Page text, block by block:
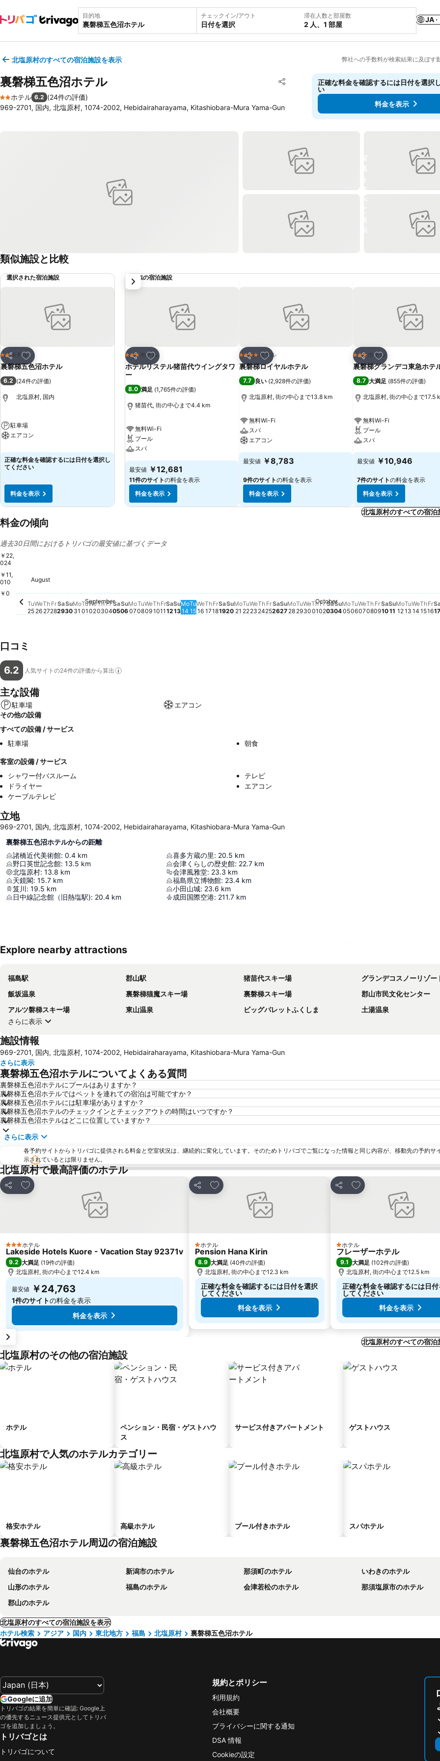
目的地 チェックイン/アウト
日付を選択
滞在人数と部屋数
2 人、1 部屋
JA ·
北塩原村のすべての宿泊施設を表示 弊社への手数料が検索結果に及ぼす
裏磐梯五色沼ホテル シェア
お気に入りに追加
2 ホテルのランク
ホテル 6.2 (24件の評価)
969-2701, 国内, 北塩原村, 1074-2002, Hebidairaharayama, Kitashiobara-Mura Yama-Gun
正確な料金を確認するには日付を選択
い
料金を表示
類似施設と比較
選択された宿泊施設
シェア
お気に入りに追加
2 ホテルのランク
ホテル
裏磐梯五色沼ホテル
6.2 (24件の評価)
北塩原村, 国内
駐車場
エアコン
正確な料金を確認するには日付を選択し
てください
料金を表示
類似の宿泊施設
シェア
お気に入りに追加
3 ホテルのランク
ホテル
ホテルリステル猪苗代ウイングタワ
ー
8.0 満足 (1,765件の評価)
猪苗代, 街の中心まで4.4 km
無料Wi-Fi
プール
スパ
最安値 ￥12,681
11件のサイトの料金を表示
料金を表示
シェア
お気に入りに追加
4 ホテルのランク
ホテル
裏磐梯ロイヤルホテル
7.7 良い (2,928件の評価)
北塩原村, 街の中心まで13.8 km
無料Wi-Fi
スパ
エアコン
最安値 ￥8,783
9件のサイトの料金を表示
料金を表示
シェア
お気に入りに追加
3 ホテルのランク
ホテル
裏磐梯グランデコ東急ホテ
8.7 大満足 (855件の評価)
北塩原村, 街の中心まで17.5
無料Wi-Fi
プール
スパ
最安値 ￥10,946
7件のサイトの料金を表示
料金を表示
次
北塩原村のすべての宿泊
料金の傾向
過去30日間におけるトリバゴの最安値に基づくデータ
￥22,
024
￥11,
010
￥0
Tuesday, August 25
￥22,024
August
Tu
25
Wednesday, August 26
￥22,024
We
26
Thursday, August 27
￥22,024
Th
27
Fr
28
Sa
29
Su
30
Mo
31
Tuesday, September 01
この日付の価格動向はありません
September
Tu
01
Wednesday, September 02
この日付の価格動向はありません
We
02
Thursday, September 03
この日付の価格動向はありません
Th
03
Friday, September 04
この日付の価格動向はありません
Fr
04
Saturday, September 05
この日付の価格動向はありません
Sa
05
Sunday, September 06
この日付の価格動向はありません
Su
06
Monday, September 07
この日付の価格動向はありません
Mo
07
Tuesday, September 08
この日付の価格動向はありません
Tu
08
Wednesday, September 09
この日付の価格動向はありません
We
09
Thursday, September 10
この日付の価格動向はありません
Th
10
Friday, September 11
この日付の価格動向はありません
Fr
11
Saturday, September 12
この日付の価格動向はありません
Sa
12
Sunday, September 13
この日付の価格動向はありません
Su
13
Monday, September 14
この日付の価格動向はありません
Mo
14
Tuesday, September 15
この日付の価格動向はありません
Tu
15
Wednesday, September 16
この日付の価格動向はありません
We
16
Thursday, September 17
この日付の価格動向はありません
Th
17
Friday, September 18
この日付の価格動向はありません
Fr
18
Saturday, September 19
この日付の価格動向はありません
Sa
19
Sunday, September 20
この日付の価格動向はありません
Su
20
Monday, September 21
この日付の価格動向はありません
Mo
21
Tuesday, September 22
この日付の価格動向はありません
Tu
22
Wednesday, September 23
この日付の価格動向はありません
We
23
Thursday, September 24
この日付の価格動向はありません
Th
24
Friday, September 25
この日付の価格動向はありません
Fr
25
Saturday, September 26
この日付の価格動向はありません
Sa
26
Sunday, September 27
この日付の価格動向はありません
Su
27
Monday, September 28
この日付の価格動向はありません
Mo
28
Tuesday, September 29
この日付の価格動向はありません
Tu
29
Wednesday, September 30
この日付の価格動向はありません
We
30
Thursday, October 01
この日付の価格動向はありません
October
Th
01
Friday, October 02
この日付の価格動向はありません
Fr
02
Saturday, October 03
この日付の価格動向はありま
Sa
03
Sunday, October 04
この日付の価格動向はあり
Su
04
Monday, October 05
この日付の価格動向はあ
Mo
05
Tuesday, October 06
この日付の価格動向は
Tu
06
Wednesday,
この日付の価格動向
We
07
Thursday,
この日付の価格動
Th
08
Friday, October
この日付の価格
Fr
09
Saturday,
この日付の価
Sa
10
Sunday,
この日付の
Su
11
Monday,
この日付
Mo
12
この日
Tu
13
この
We
14
こ
Th
15
こ
Fr
1617
口コミ
6.2 人気サイトの24件の評価から算出
主な設備
駐車場
エアコン
その他の設備
すべての設備 / サービス
駐車場
朝食
客室の設備 / サービス
シャワー付バスルーム
テレビ
ドライヤー
エアコン
ケーブルテレビ
立地
969-2701, 国内, 北塩原村, 1074-2002, Hebidairaharayama, Kitashiobara-Mura Yama-Gun
裏磐梯五色沼ホテルからの距離
諸橋近代美術館: 0.4 km
野口英世記念館: 13.5 km
北塩原村: 13.8 km
天鏡閣: 15.7 km
笈川: 19.5 km
日中線記念館（旧熱塩駅): 20.4 km
喜多方蔵の里: 20.5 km
会津くらしの歴史館: 22.7 km
会津風雅堂: 23.3 km
福島県立博物館: 23.4 km
小田山城: 23.6 km
成田国際空港: 211.7 km
Explore nearby attractions
福島駅 郡山駅 猪苗代スキー場
グランデコスノーリゾー
飯坂温泉
裏磐梯猫魔スキー場 裏磐梯スキー場
郡山市民文化センター
アルツ磐梯スキー場
東山温泉 ビッグパレットふくしま
土湯温泉
さらに表示
施設情報
969-2701, 国内, 北塩原村, 1074-2002, Hebidairaharayama, Kitashiobara-Mura Yama-Gun
さらに表示
裏磐梯五色沼ホテルについてよくある質問
裏磐梯五色沼ホテルにプールはありますか？
裏磐梯五色沼ホテルではペットを連れての宿泊は可能ですか？
裏磐梯五色沼ホテルには駐車場がありますか？
裏磐梯五色沼ホテルのチェックインとチェックアウトの時間はいつですか？
裏磐梯五色沼ホテルはどこに位置していますか？
さらに表示
各予約サイトからトリバゴに提供される料金と空室状況は、継続的に変化しています。そのためトリバゴでご覧になった情報と同じ内容が、移動先の予約サ
示されているとは限りません。
北塩原村で最高評価のホテル
シェア
お気に入りに追加
3 ホテルのランク
ホテル
Lakeside Hotels Kuore - Vacation Stay 92371v
9.2 大満足 (19件の評価)
北塩原村, 街の中心まで12.4 km
最安値 ￥24,763
1件のサイトの料金を表示
料金を表示
シェア
お気に入りに追加
1 ホテルのランク
ホテル
Pension Hana Kirin
8.9 大満足 (40件の評価)
北塩原村, 街の中心まで12.3 km
正確な料金を確認するには日付を選択
してください
料金を表示
シェア
お気に入りに追加
1 ホテルのランク
ホテル
フレーザーホテル
9.1 大満足 (102件の評価)
北塩原村, 街の中心まで12.5 km
正確な料金を確認するには日
してください
料金を表示
北塩原村のすべての宿泊
北塩原村のその他の宿泊施設
ホテル
ペンション・民宿・ゲストハウ
ス
サービス付きアパートメント ゲストハウス
北塩原村で人気のホテルカテゴリー
格安ホテル 高級ホテル プール付きホテル スパホテル
裏磐梯五色沼ホテル周辺の宿泊施設
仙台のホテル 新潟市のホテル 那須町のホテル
いわきのホテル
山形のホテル
福島のホテル 会津若松のホテル
那須塩原市のホテル
郡山のホテル
北塩原村のすべての宿泊施設を表示
ホテル検索
アジア 国内 東北地方 福島 北塩原村 裏磐梯五色沼ホテル
Googleに追加
トリバゴの結果を簡単に確認: Google上
の優先するニュース提供元としてトリバ
ゴを追加しましょう。
トリバゴとは
トリバゴについて
規約とポリシー
利用規約
会社概要
プライバシーに関する通知
DSA 情報
Cookieの設定